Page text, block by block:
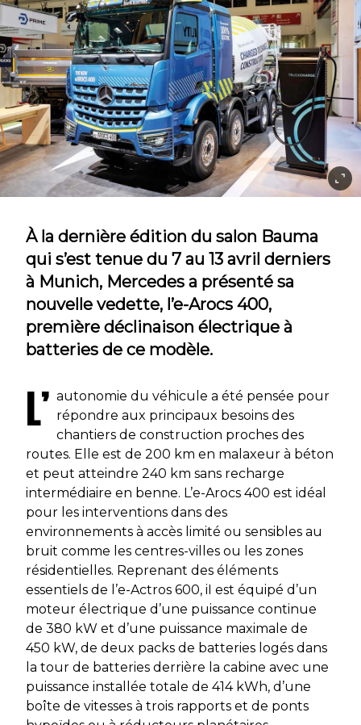
À la dernière édition du salon Bauma
qui s’est tenue du 7 au 13 avril derniers
à Munich, Mercedes a présenté sa
nouvelle vedette, l’e-Arocs 400,
première déclinaison électrique à
batteries de ce modèle.
L’ autonomie du véhicule a été pensée pour
répondre aux principaux besoins des
chantiers de construction proches des
routes. Elle est de 200 km en malaxeur à béton
et peut atteindre 240 km sans recharge
intermédiaire en benne. L’e-Arocs 400 est idéal
pour les interventions dans des
environnements à accès limité ou sensibles au
bruit comme les centres-villes ou les zones
résidentielles. Reprenant des éléments
essentiels de l’e-Actros 600, iI est équipé d’un
moteur électrique d’une puissance continue
de 380 kW et d’une puissance maximale de
450 kW, de deux packs de batteries logés dans
la tour de batteries derrière la cabine avec une
puissance installée totale de 414 kWh, d’une
boîte de vitesses à trois rapports et de ponts